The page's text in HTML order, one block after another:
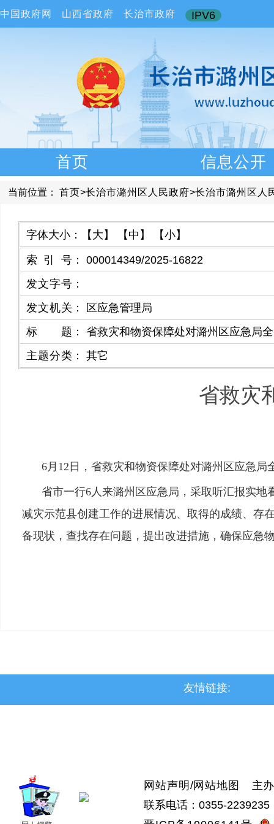
中国政府网 山西省政府 长治市政府 IPV6
首页 信息公开
当前位置： 首页>长治市潞州区人民政府>长治市潞州区人
字体大小： 【大】 【中】 【小】
索引号 ：
000014349/2025-16822
发文字号 ：
发文机关 ：
区应急管理局
标题 ：
省救灾和物资保障处对潞州区应急局
主题分类 ： 其它
省救灾
6月12日，省救灾和物资保障处对潞州区应急
省市一行6人来潞州区应急局，采取听汇报实
减灾示范县创建工作的进展情况、取得的成绩、存
备现状，查找存在问题，提出改进措施，确保应急
友情链接:
网站声明 /网站地图
主办
联系电话：0355-